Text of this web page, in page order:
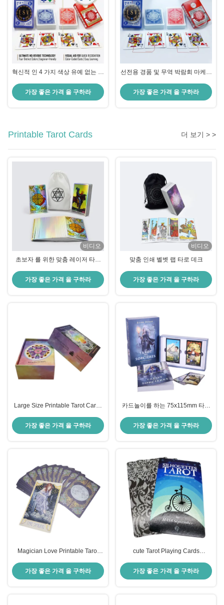
혁신적 인 4 가지 색상 유예 없는 색
보자 및 교육자
가장 좋은 가격 을 구하라
선전용 경품 및 무역 박람회 마케팅
하여 인쇄되는 트럼프패
가장 좋은 가격 을 구하라
Printable Tarot Cards 더 보기 > >
비디오
초보자 를 위한 맞춤 레이저 타로
가장 좋은 가격 을 구하라
비디오
맞춤 인쇄 벨벳 랩 타로 데크
가장 좋은 가격 을 구하라
Large Size Printable Tarot Cards
가장 좋은 가격 을 구하라
카드놀이를 하는 75x115mm 타로
가장 좋은 가격 을 구하라
Magician Love Printable Tarot
가장 좋은 가격 을 구하라
cute Tarot Playing Cards
printed
가장 좋은 가격 을 구하라